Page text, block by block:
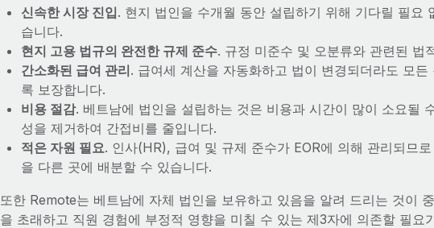
신속한 시장 진입. 현지 법인을 수개월 동안 설립하기 위해 기다릴 필요
습니다.
현지 고용 법규의 완전한 규제 준수. 규정 미준수 및 오분류와 관련된 법
간소화된 급여 관리. 급여세 계산을 자동화하고 법이 변경되더라도 모
록 보장합니다.
비용 절감. 베트남에 법인을 설립하는 것은 비용과 시간이 많이 소요될
성을 제거하여 간접비를 줄입니다.
적은 자원 필요. 인사(HR), 급여 및 규제 준수가 EOR에 의해 관리되므
을 다른 곳에 배분할 수 있습니다.
또한 Remote는 베트남에 자체 법인을 보유하고 있음을 알려 드리는 것이
을 초래하고 직원 경험에 부정적 영향을 미칠 수 있는 제3자에 의존할 필요